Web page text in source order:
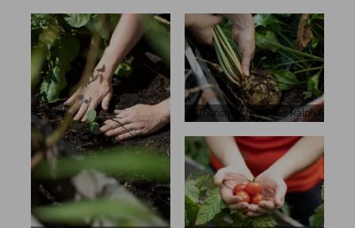
Tourismus NRW e.V., Ralph